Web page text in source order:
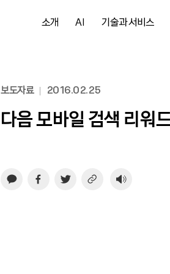
소개 AI 기술과 서비스
보도자료 2016.02.25
다음 모바일 검색 리워